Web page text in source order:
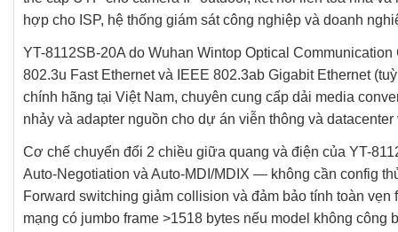
hợp cho ISP, hệ thống giám sát công nghiệp và doanh
YT-8112SB-20A do Wuhan Wintop Optical
802.3u Fast Ethernet và IEEE 802.3ab Gigabit Ethernet
chính hãng tại Việt Nam, chuyên cung cấp dải media
nhảy và adapter nguồn cho dự án viễn thông và
Cơ chế chuyển đổi 2 chiều giữa quang và điện của YT-
Auto-Negotiation và Auto-MDI/MDIX — không cần config
Forward switching giảm collision và đảm bảo tính toàn
mạng có jumbo frame >1518 bytes nếu model không